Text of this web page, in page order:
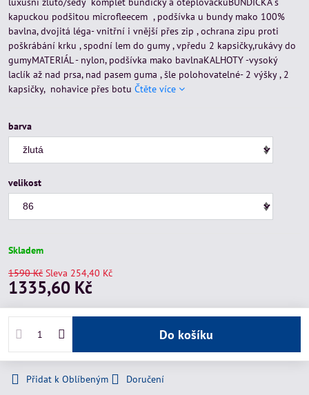
kapuckou podšitou microfleecem , podšívka u bundy mako 100%
bavlna, dvojitá léga- vnitřní i vnější přes zip , ochrana zipu proti
poškrábání krku , spodní lem do gumy , vpředu 2 kapsičky,rukávy do
gumyMATERIÁL - nylon, podšívka mako bavlnaKALHOTY -vysoký
laclík až nad prsa, nad pasem guma , šle polohovatelné- 2 výšky , 2
kapsičky, nohavice přes botu Čtěte více
barva
velikost
Skladem
1590 Kč Sleva 254,40 Kč
1335,60 Kč
Do košíku
Přidat k Oblíbeným
Doručení